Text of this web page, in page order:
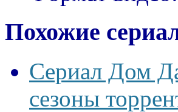
Похожие
Сериал Дом
сезоны